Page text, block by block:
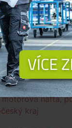
cen benzinu o
co se děje
motorová nafta,
kraj